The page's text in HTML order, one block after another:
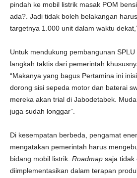
pindah ke mobil listrik masak POM
ada?. Jadi tidak boleh belakangan
targetnya 1.000 unit dalam waktu
Untuk mendukung pembangunan
langkah taktis dari pemerintah
“Makanya yang bagus Pertamina ini
dorong sisi sepeda motor dan baterai
mereka akan trial di Jabodetabek.
juga sudah longgar”.
Di kesempatan berbeda, pengamat
mengatakan pemerintah harus
bidang mobil listrik. Roadmap saja tidak
diimplementasikan dalam terapan